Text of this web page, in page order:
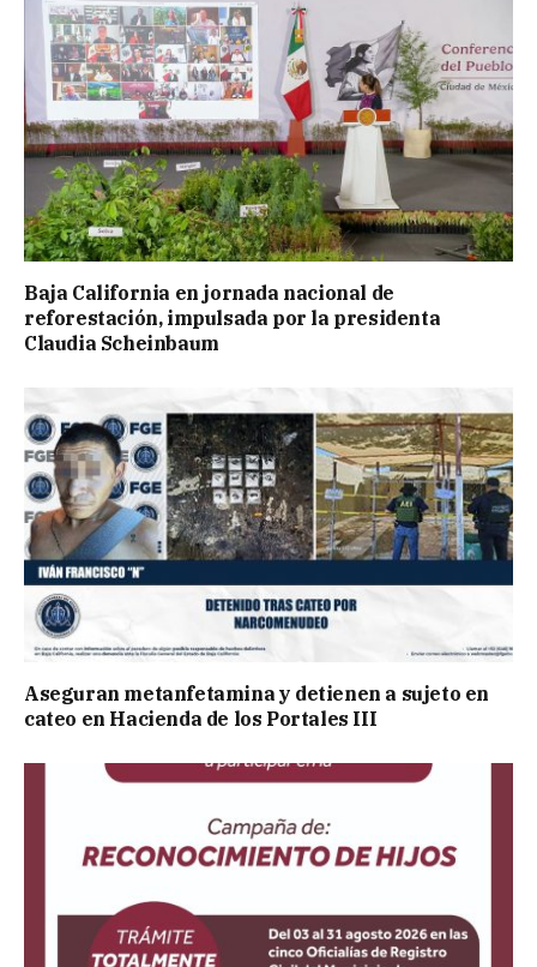
Baja California en jornada nacional de
reforestación, impulsada por la presidenta
Claudia Scheinbaum
Aseguran metanfetamina y detienen a sujeto en
cateo en Hacienda de los Portales III